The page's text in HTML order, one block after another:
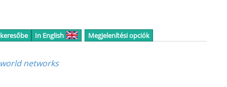
In English Megjelenítési opciók
networks